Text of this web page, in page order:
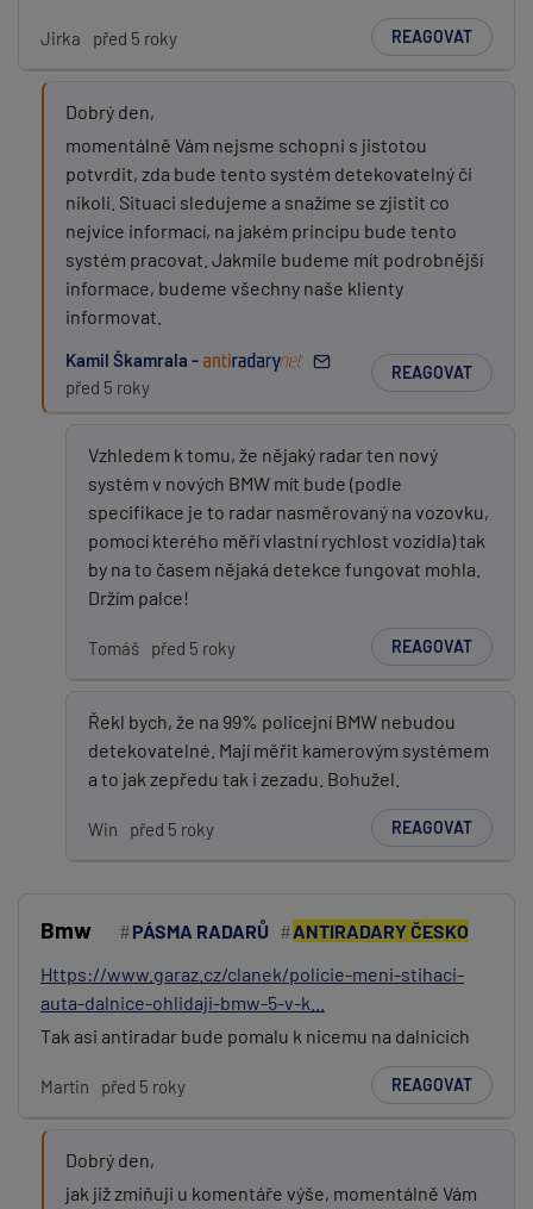
Jirka před 5 roky REAGOVAT
Dobrý den,
momentálně Vám nejsme schopni s jistotou
potvrdit, zda bude tento systém detekovatelný či
nikoli. Situaci sledujeme a snažíme se zjistit co
nejvíce informací, na jakém principu bude tento
systém pracovat. Jakmile budeme mít podrobnější
informace, budeme všechny naše klienty
informovat.
Kamil Škamrala -
před 5 roky
REAGOVAT
Vzhledem k tomu, že nějaký radar ten nový
systém v nových BMW mít bude (podle
specifikace je to radar nasměrovaný na vozovku,
pomocí kterého měří vlastní rychlost vozidla) tak
by na to časem nějaká detekce fungovat mohla.
Držím palce!
Tomáš před 5 roky REAGOVAT
Řekl bych, že na 99% policejní BMW nebudou
detekovatelné. Mají měřit kamerovým systémem
a to jak zepředu tak i zezadu. Bohužel.
Win před 5 roky REAGOVAT
Bmw PÁSMA RADARŮ
ANTIRADARY ČESKO
Https://www.garaz.cz/clanek/policie-meni-stihaci-
auta-dalnice-ohlidaji-bmw-5-v-k...
Tak asi antiradar bude pomalu k nicemu na dalnicich
Martin před 5 roky REAGOVAT
Dobrý den,
jak již zmiňuji u komentáře výše, momentálně Vám